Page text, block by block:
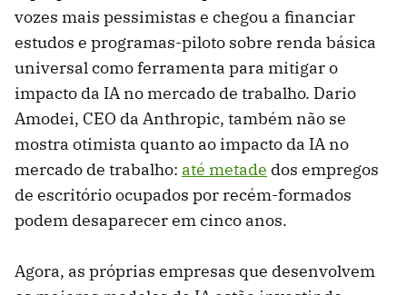
vozes mais pessimistas e chegou a financiar
estudos e programas-piloto sobre renda básica
universal como ferramenta para mitigar o
impacto da IA ​​no mercado de trabalho. Dario
Amodei, CEO da Anthropic, também não se
mostra otimista quanto ao impacto da IA ​​no
mercado de trabalho: até metade dos empregos
de escritório ocupados por recém-formados
podem desaparecer em cinco anos.
Agora, as próprias empresas que desenvolvem